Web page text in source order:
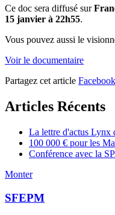
Ce doc sera diffusé sur
15 janvier à 22h55.
Vous pouvez aussi le
Voir le documentaire
Partagez cet article Facebook
Articles Récents
La lettre d'actus Lynx
100 000 € pour les
Conférence avec la
Monter
SFEPM